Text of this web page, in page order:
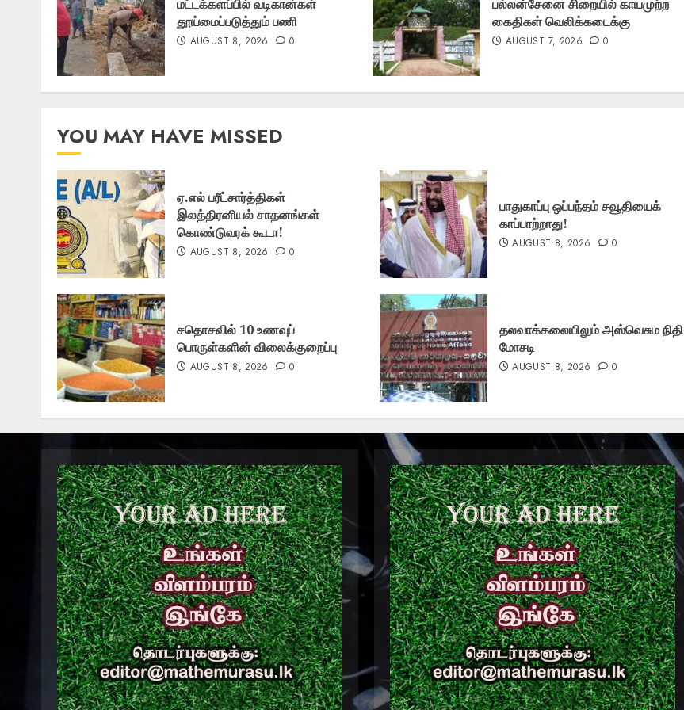
மட்டக்களப்பில் வடிகான்கள்
தூய்மைப்படுத்தும் பணி
AUGUST 8, 2026 0
பல்லன்சேனை சிறையில் காயமுற்ற
கைதிகள் வெலிக்கடைக்கு
AUGUST 7, 2026 0
YOU MAY HAVE MISSED
ஏ.எல் பரீட்சார்த்திகள்
இலத்திரனியல் சாதனங்கள்
கொண்டுவரக் கூடா!
AUGUST 8, 2026 0
பாதுகாப்பு ஒப்பந்தம் சவூதியைக்
காப்பாற்றாது!
AUGUST 8, 2026 0
சதொசவில் 10 உணவுப்
பொருள்களின் விலைக்குறைப்பு
AUGUST 8, 2026 0
தலவாக்கலையிலும் அஸ்வெசும நிதி
மோசடி
AUGUST 8, 2026 0